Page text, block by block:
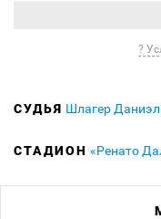
?
СУДЬЯ Шлагер
СТАДИОН «Ренато